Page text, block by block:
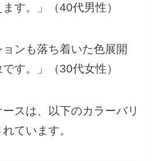
す。」（40代男性）
ョンも落ち着いた色展開
す。」（30代女性）
スは、以下のカラーバリ
ています。